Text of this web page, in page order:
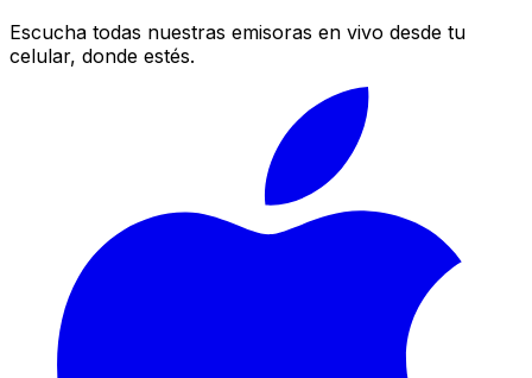
Escucha todas nuestras emisoras en vivo desde tu
celular, donde estés.